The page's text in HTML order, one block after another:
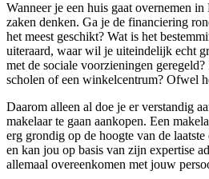
Wanneer je een huis gaat overnemen
zaken denken. Ga je de financiering
het meest geschikt? Wat is het
uiteraard, waar wil je uiteindelijk echt
met de sociale voorzieningen
scholen of een winkelcentrum? Ofwel
Daarom alleen al doe je er verstandig
makelaar te gaan aankopen. Een
erg grondig op de hoogte van de
en kan jou op basis van zijn expertise
allemaal overeenkomen met jouw